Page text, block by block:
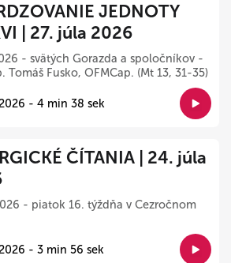
JEDNOTY
| 27. júla 2026
- svätých Gorazda a spoločníkov -
Tomáš Fusko, OFMCap. (Mt 13, 31-35)
- 4 min 38 sek
ČÍTANIA | 24. júla
- piatok 16. týždňa v Cezročnom
- 3 min 56 sek